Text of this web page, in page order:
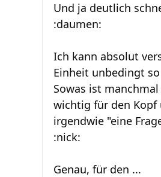
Und ja deutlich
:daumen:
Ich kann absolut
Einheit unbedingt
Sowas ist
wichtig für den Kopf
irgendwie "eine
:nick:
Genau, für den ...